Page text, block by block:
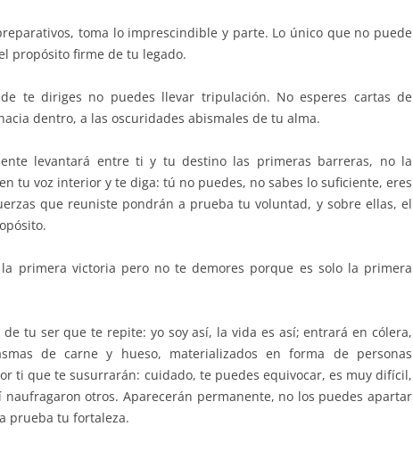
toma lo imprescindible y parte. Lo único que no puede
propósito firme de tu legado.
te diriges no puedes llevar tripulación. No esperes cartas de
dentro, a las oscuridades abismales de tu alma.
levantará entre ti y tu destino las primeras barreras, no la
tu voz interior y te diga: tú no puedes, no sabes lo suficiente, eres
que reuniste pondrán a prueba tu voluntad, y sobre ellas, el
primera victoria pero no te demores porque es solo la primera
de tu ser que te repite: yo soy así, la vida es así; entrará en cólera,
de carne y hueso, materializados en forma de personas
ti que te susurrarán: cuidado, te puedes equivocar, es muy difícil,
otros. Aparecerán permanente, no los puedes apartar
prueba tu fortaleza.